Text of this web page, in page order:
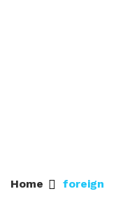
Home foreign